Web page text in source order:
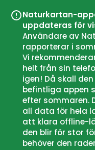
Naturkartan-
uppdateras för
Användare av
rapporterar i
Vi
helt från sin
igen! Då skall
befintliga appen
efter sommaren.
all data för hela
att klara offline-
den blir för stor
behöver den